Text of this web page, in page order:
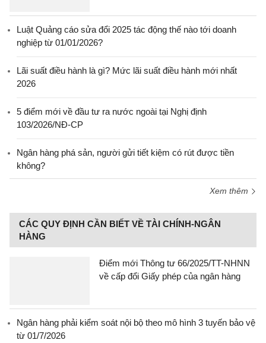
Luật Quảng cáo sửa đổi 2025 tác động thế nào tới doanh
nghiệp từ 01/01/2026?
Lãi suất điều hành là gì? Mức lãi suất điều hành mới nhất
2026
5 điểm mới về đầu tư ra nước ngoài tại Nghị định
103/2026/NĐ-CP
Ngân hàng phá sản, người gửi tiết kiệm có rút được tiền
không?
Xem thêm
CÁC QUY ĐỊNH CẦN BIẾT VỀ TÀI CHÍNH-NGÂN
HÀNG
Điểm mới Thông tư 66/2025/TT-NHNN
về cấp đổi Giấy phép của ngân hàng
Ngân hàng phải kiểm soát nội bộ theo mô hình 3 tuyến bảo vệ
từ 01/7/2026